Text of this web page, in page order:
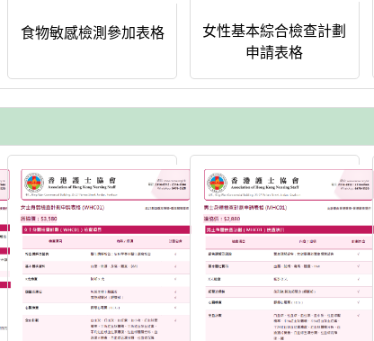
食物敏感檢測參加表格
女性基本綜合檢查計劃
申請表格